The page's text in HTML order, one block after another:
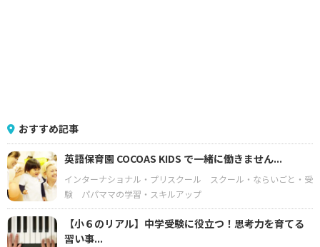
おすすめ記事
英語保育園 COCOAS KIDS で一緒に働きません...
インターナショナル・プリスクール
スクール・ならいごと・受
験
パパママの学習・スキルアップ
【小６のリアル】中学受験に役立つ！思考力を育てる
習い事...